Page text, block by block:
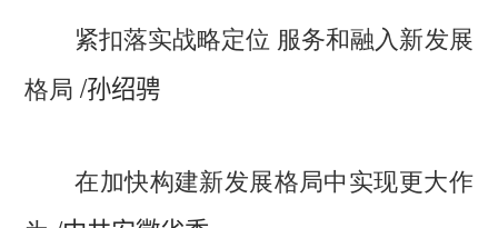
紧扣落实战略定位 服务和融入新发展
格局 /孙绍骋
在加快构建新发展格局中实现更大作